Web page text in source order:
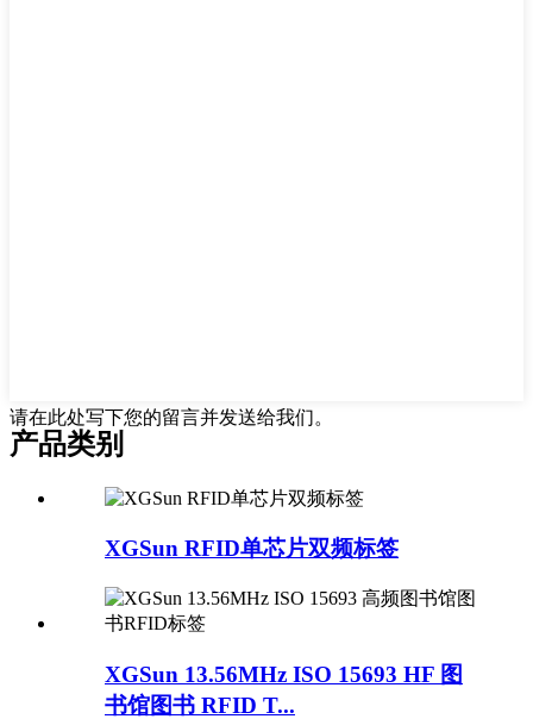
请在此处写下您的留言并发送给我们。
产品类别
XGSun RFID单芯片双频标签
XGSun 13.56MHz ISO 15693 HF 图
书馆图书 RFID T...